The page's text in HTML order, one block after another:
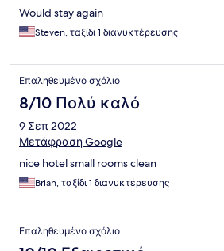
Would stay again
Steven, ταξίδι 1 διανυκτέρευσης
Επαληθευμένο σχόλιο
8/10 Πολύ καλό
9 Σεπ 2022
Μετάφραση Google
nice hotel small rooms clean
Brian, ταξίδι 1 διανυκτέρευσης
Επαληθευμένο σχόλιο